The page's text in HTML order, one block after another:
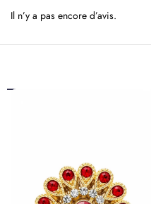
Il n’y a pas encore d’avis.